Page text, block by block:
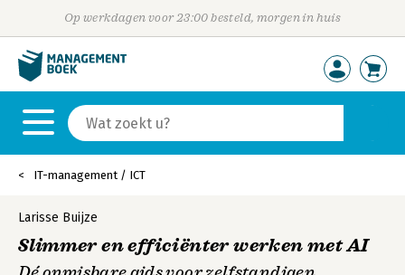
Op werkdagen voor 23:00 besteld, morgen in huis
IT-management / ICT
Larisse Buijze
Slimmer en efficiënter werken met AI